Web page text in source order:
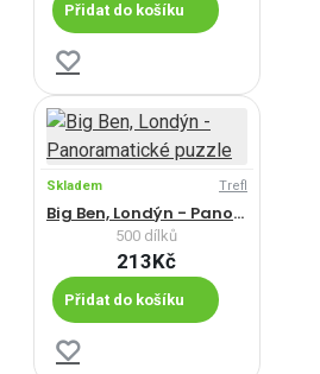
Přidat do košíku
Skladem Trefl
Big Ben, Londýn - Panoramatické puzzle
500 dílků
213Kč
Přidat do košíku